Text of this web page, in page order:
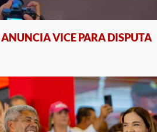
VICE PARA DISPUTA